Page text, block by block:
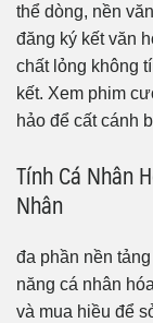
thể dòng, nền
đăng ký kết văn
chất lỏng không
kết. Xem phim
hảo để cất cánh
Tính Cá Nhân
Nhân
đa phần nền
năng cá nhân
và mua hiều để